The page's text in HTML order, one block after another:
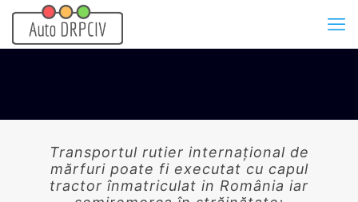
Transportul rutier internaţional de
mărfuri poate fi executat cu capul
tractor înmatriculat in România iar